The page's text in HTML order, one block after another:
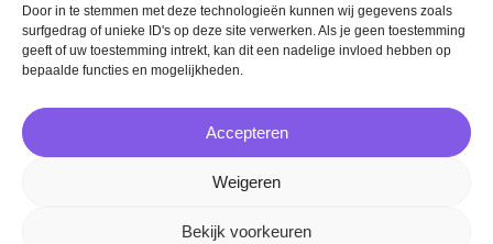
Door in te stemmen met deze technologieën kunnen wij gegevens zoals
surfgedrag of unieke ID's op deze site verwerken. Als je geen toestemming
geeft of uw toestemming intrekt, kan dit een nadelige invloed hebben op
bepaalde functies en mogelijkheden.
Accepteren
Weigeren
Bekijk voorkeuren
Catharijnesteeg 4
3512 NZ Utrecht